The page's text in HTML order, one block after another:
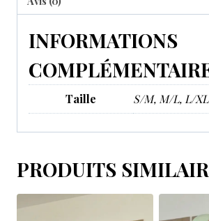
INFORMATIONS
Taille S/M, M/L, L/XL
PRODUITS